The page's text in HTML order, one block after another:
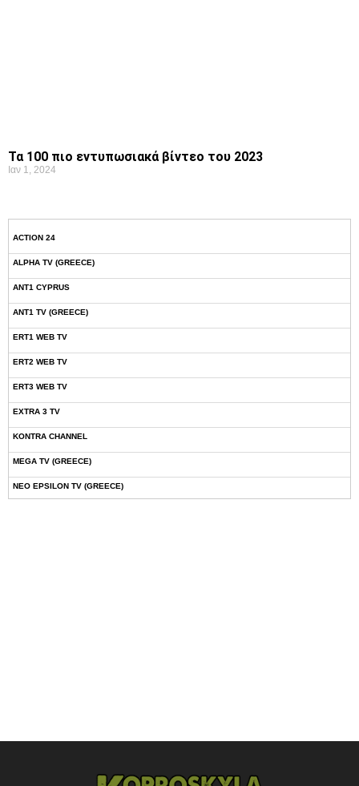
Τα 100 πιο εντυπωσιακά βίντεο του 2023
Ιαν 1, 2024
ACTION 24
ALPHA TV (GREECE)
ANT1 CYPRUS
ANT1 TV (GREECE)
ERT1 WEB TV
ERT2 WEB TV
ERT3 WEB TV
EXTRA 3 TV
KONTRA CHANNEL
MEGA TV (GREECE)
NEO EPSILON TV (GREECE)